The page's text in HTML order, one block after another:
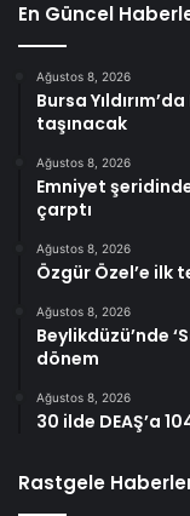
En Güncel
Ağustos 8, 2026
Bursa
taşınacak
Ağustos 8, 2026
Emniyet
çarptı
Ağustos 8, 2026
Özgür Özel’e ilk
Ağustos 8, 2026
Beylikdüzü’nde
dönem
Ağustos 8, 2026
30 ilde DEAŞ’a
Rastgele